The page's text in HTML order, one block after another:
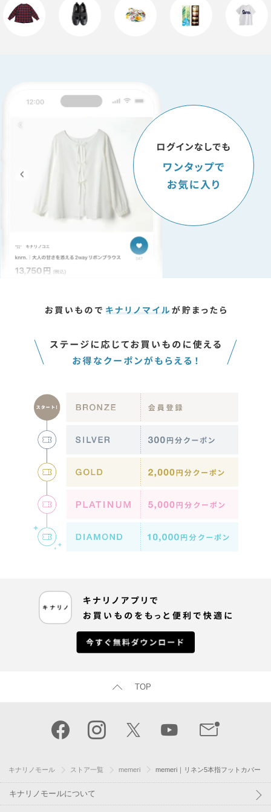
TOP
キナリノモール ストア一覧 memeri memeri｜リネン5本指フットカバー
キナリノモールについて